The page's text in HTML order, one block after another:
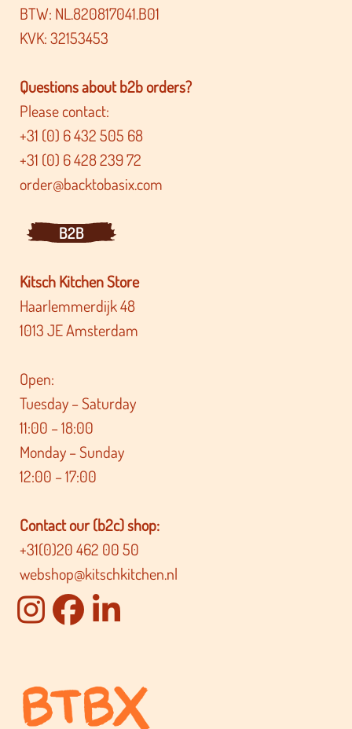
BTW: NL.820817041.B01
KVK: 32153453
Questions about b2b orders?
Please contact:
+31 (0) 6 432 505 68
+31 (0) 6 428 239 72
order@backtobasix.com
B2B
Kitsch Kitchen Store
Haarlemmerdijk 48
1013 JE Amsterdam
Open:
Tuesday – Saturday
11:00 – 18:00
Monday – Sunday
12:00 – 17:00
Contact our (b2c) shop:
+31(0)20 462 00 50
webshop@kitschkitchen.nl